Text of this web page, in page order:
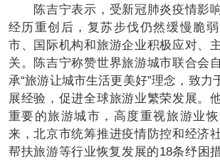
陈吉宁表示，受新冠肺炎疫情影
经历重创后，复苏步伐仍然缓慢脆
市、国际机构和旅游企业积极应对、
关。陈吉宁称赞世界旅游城市联合会
承“旅游让城市生活更美好”理念，致力
展经验，促进全球旅游业繁荣发展。
重要的旅游城市，高度重视旅游业
来，北京市统筹推进疫情防控和经济
帮扶旅游等行业恢复发展的18条纾困